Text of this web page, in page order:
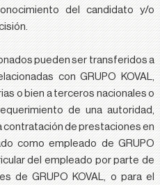
del candidato y/o
pueden ser transferidos a
con GRUPO KOVAL,
o bien a terceros nacionales o
de una autoridad,
contratación de prestaciones en
como empleado de GRUPO
del empleado por parte de
de GRUPO KOVAL, o para el